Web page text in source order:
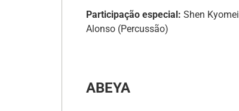
Participação especial:Shen
Alonso (Percussão)
ABEYA